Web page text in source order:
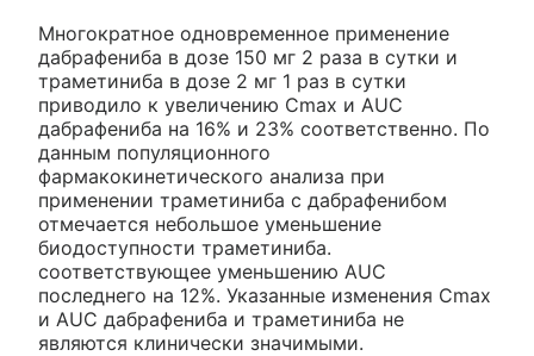
Многократное одновременное применение
дабрафениба в дозе 150 мг 2 раза в сутки и
траметиниба в дозе 2 мг 1 раз в сутки
приводило к увеличению Cmax и AUC
дабрафениба на 16% и 23% соответственно. По
данным популяционного
фармакокинетического анализа при
применении траметиниба с дабрафенибом
отмечается небольшое уменьшение
биодоступности траметиниба.
соответствующее уменьшению AUC
последнего на 12%. Указанные изменения Cmax
и AUC дабрафениба и траметиниба не
являются клинически значимыми.